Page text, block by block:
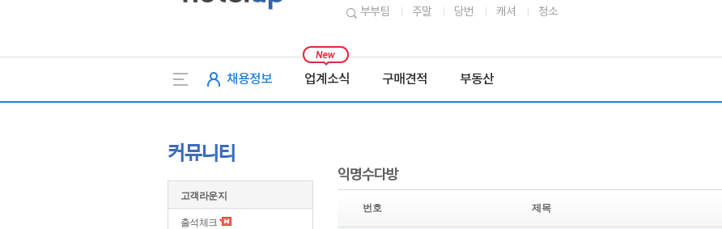
부부팀 주말 당번 캐셔 청소
채용정보 업계소식 구매견적 부동산
커뮤니티
고객라운지
출석체크
익명수다방
번호 제목